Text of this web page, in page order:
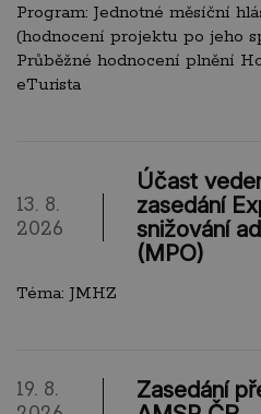
Program: Jednotné měsíční
(hodnocení projektu po jeho
Průběžné hodnocení plnění
eTurista
13. 8.
2026
Účast
zasedání
snižování
(MPO)
Téma: JMHZ
19. 8.
Zasedání